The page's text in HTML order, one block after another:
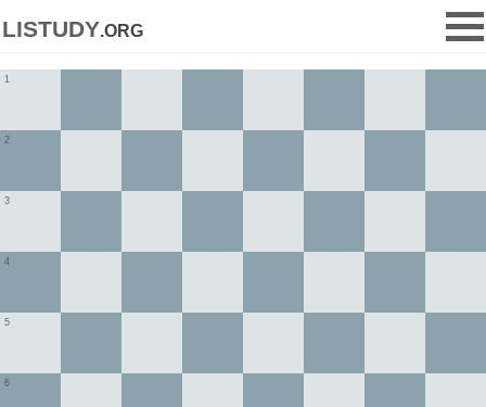
listudy.org
1
2
3
4
5
6